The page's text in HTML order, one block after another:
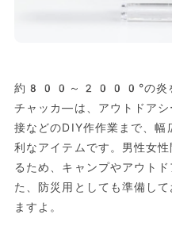
約800～2000°の炎を出
チャッカ―は、アウトドアシ
接などのDIY作作業まで、幅
利なアイテムです。男性女
るため、キャンプやアウト
た、防災用としても準備し
ますよ。